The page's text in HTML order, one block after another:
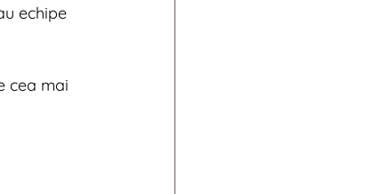
echipe
cea mai